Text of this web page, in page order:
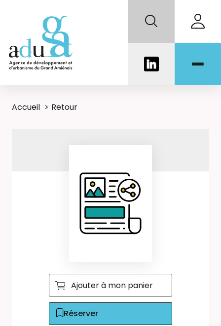
Accueil Retour
Ajouter à mon panier
Réserver